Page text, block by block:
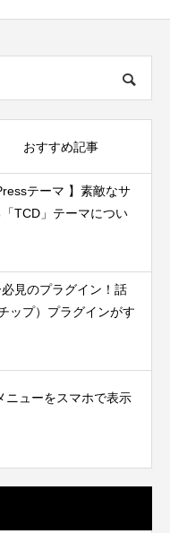
おすすめ記事
テーマ 】素敵なサ
TCD」テーマについ
見のプラグイン！話
ップ）プラグインがす
ニューをスマホで表示